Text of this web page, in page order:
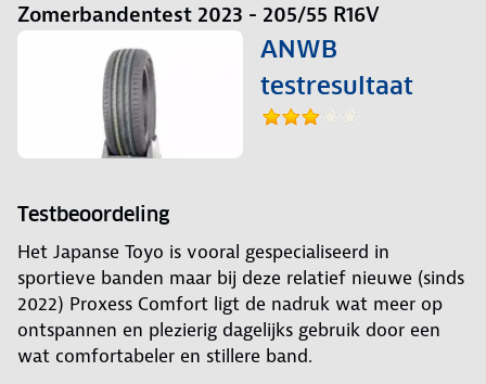
Zomerbandentest 2023 - 205/55 R16V
ANWB
testresultaat
Testbeoordeling
Het Japanse Toyo is vooral gespecialiseerd in
sportieve banden maar bij deze relatief nieuwe (sinds
2022) Proxess Comfort ligt de nadruk wat meer op
ontspannen en plezierig dagelijks gebruik door een
wat comfortabeler en stillere band.